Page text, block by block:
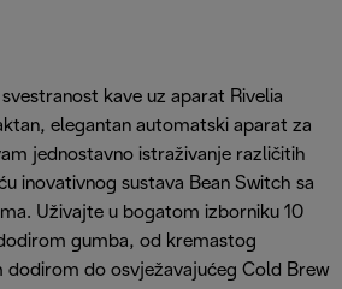
kave uz aparat Rivelia
elegantan automatski aparat za
jednostavno istraživanje različitih
inovativnog sustava Bean Switch sa
Uživajte u bogatom izborniku 10
gumba, od kremastog
dodirom do osvježavajućeg Cold Brew